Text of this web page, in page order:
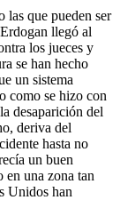
las que pueden ser
llegó al
los jueces y
se han hecho
un sistema
como se hizo con
desaparición del
deriva del
hasta no
un buen
en una zona tan
Unidos han